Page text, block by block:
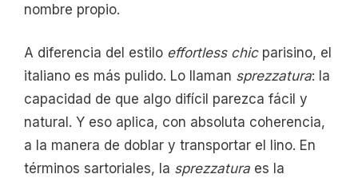
nombre propio.
A diferencia del estilo effortless chicparisino, el
italiano es más pulido. Lo llaman sprezzatura: la
capacidad de que algo difícil parezca fácil y
natural. Y eso aplica, con absoluta coherencia,
a la manera de doblar y transportar el lino. En
términos sartoriales, la sprezzatura es la